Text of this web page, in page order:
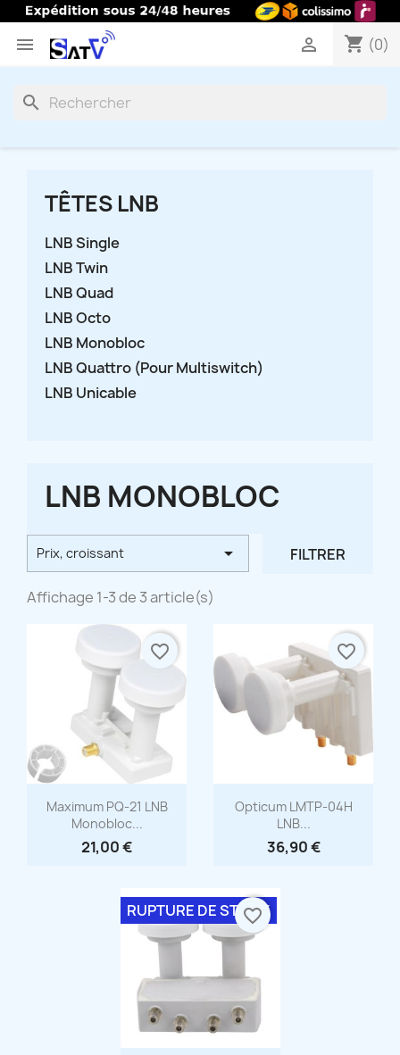
 shopping_cart (0)

search
TÊTES LNB
LNB Single
LNB Twin
LNB Quad
LNB Octo
LNB Monobloc
LNB Quattro (Pour Multiswitch)
LNB Unicable
LNB MONOBLOC
Prix, croissant  FILTRER
Affichage 1-3 de 3 article(s)
Aperçu rapide
Maximum PQ-21 LNB
Monobloc...
21,00 €
favorite_border
Aperçu rapide
Opticum LMTP-04H
LNB...
36,90 €
favorite_border
RUPTURE DE STOCK
favorite_border